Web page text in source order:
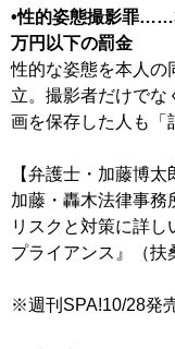
•性的姿態撮影罪
万円以下の罰金
性的な姿態を本人の
立。撮影者だけでな
画を保存した人も「
【弁護士・加藤博太
加藤・轟木法律事務
リスクと対策に詳
プライアンス』（扶
※週刊SPA!10/28発